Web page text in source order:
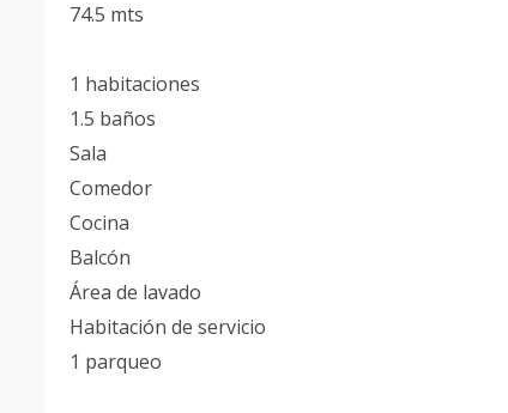
74.5 mts
1 habitaciones
1.5 baños
Sala
Comedor
Cocina
Balcón
Área de lavado
Habitación de servicio
1 parqueo